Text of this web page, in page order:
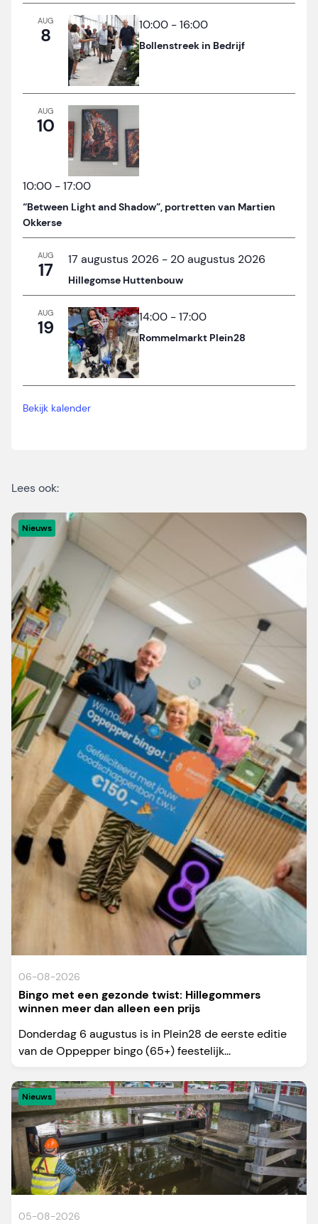
AUG
8 10:00 -16:00
Bollenstreek in Bedrijf
AUG
10
10:00 -17:00
“Between Light and Shadow”, portretten van Martien
Okkerse
AUG
17 17 augustus 2026 - 20 augustus 2026
Hillegomse Huttenbouw
AUG
19 14:00 -17:00
Rommelmarkt Plein28
Bekijk kalender
Lees ook:
Nieuws
06-08-2026
Bingo met een gezonde twist: Hillegommers
winnen meer dan alleen een prijs
Donderdag 6 augustus is in Plein28 de eerste editie
van de Oppepper bingo (65+) feestelijk...
Nieuws
05-08-2026